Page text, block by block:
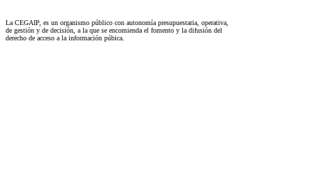
La CEGAIP, es un organismo público con autonomía presupuestaria, operativa,
de gestión y de decisión, a la que se encomienda el fomento y la difusión del
derecho de acceso a la información púbica.